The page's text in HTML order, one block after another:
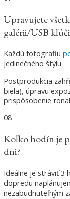
Upravujete
galérii/USB
Každú fotografiu
jedinečného štýlu.
Postprodukcia
biela), úpravu
prispôsobenie
08
Koľko hodín je
dni?
Ideálne je stráviť 3
dopredu
nezabudnuteľným